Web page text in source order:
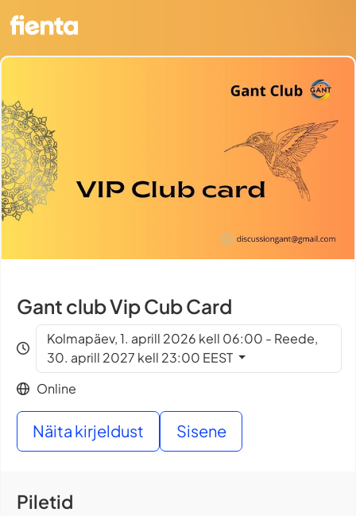
Gant club Vip Cub Card
Kolmapäev, 1. aprill 2026 kell 06:00 - Reede,
30. aprill 2027 kell 23:00 EEST
Online
Näita kirjeldust Sisene
Piletid